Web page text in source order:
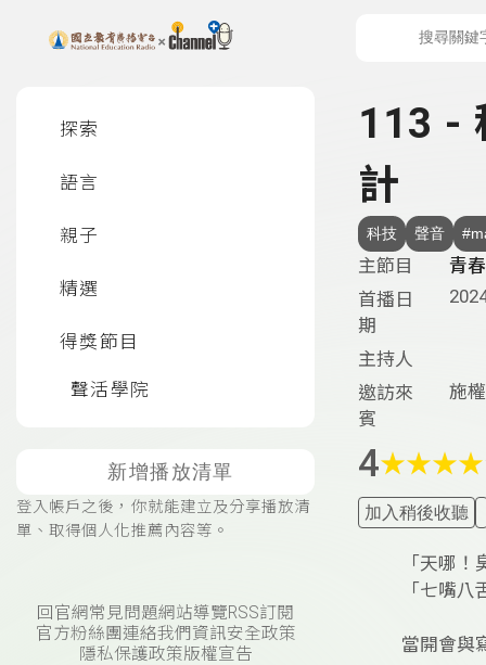
上方功能區塊
探索
語言
親子
精選
得獎節目
聲活學院
新增播放清單
登入帳戶之後，你就能建立及分享播放清
單、取得個人化推薦內容等。
回官網常見問題網站導覽RSS訂閱
官方粉絲團連絡我們 資訊安全政策
隱私保護政策版權宣告
113 -
計
科技 聲音
主節目
青
首播日
期
主持人
邀訪來
賓
施
4★★★★
加入稍後收聽
「天哪
「七嘴
當開會與